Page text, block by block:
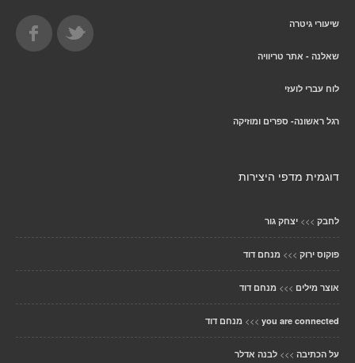
שיעורי גיטרה
שאלנה - אתר טריוויה
לוח עברי לועזי
רגל ראשונה- ספרים ומוזיקה
דוגמית מדפי היצירות
לחבק >>> יצחק גור
פוקוס ירוק >>> מנחם דוד
אוצר מילים >>> מנחם דוד
you are connected
>>> מנחם דוד
על הכתיבה >>> לבנה אדלר